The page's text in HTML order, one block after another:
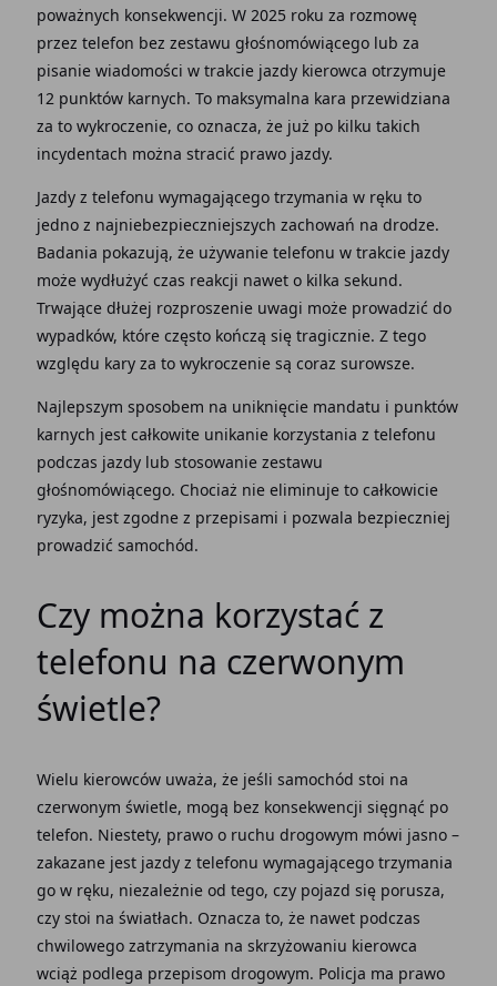
poważnych konsekwencji. W 2025 roku za rozmowę
przez telefon bez zestawu głośnomówiącego lub za
pisanie wiadomości w trakcie jazdy kierowca otrzymuje
12 punktów karnych. To maksymalna kara przewidziana
za to wykroczenie, co oznacza, że już po kilku takich
incydentach można stracić prawo jazdy.
Jazdy z telefonu wymagającego trzymania w ręku to
jedno z najniebezpieczniejszych zachowań na drodze.
Badania pokazują, że używanie telefonu w trakcie jazdy
może wydłużyć czas reakcji nawet o kilka sekund.
Trwające dłużej rozproszenie uwagi może prowadzić do
wypadków, które często kończą się tragicznie. Z tego
względu kary za to wykroczenie są coraz surowsze.
Najlepszym sposobem na uniknięcie mandatu i punktów
karnych jest całkowite unikanie korzystania z telefonu
podczas jazdy lub stosowanie zestawu
głośnomówiącego. Chociaż nie eliminuje to całkowicie
ryzyka, jest zgodne z przepisami i pozwala bezpieczniej
prowadzić samochód.
Czy można korzystać z
telefonu na czerwonym
świetle?
Wielu kierowców uważa, że jeśli samochód stoi na
czerwonym świetle, mogą bez konsekwencji sięgnąć po
telefon. Niestety, prawo o ruchu drogowym mówi jasno –
zakazane jest jazdy z telefonu wymagającego trzymania
go w ręku, niezależnie od tego, czy pojazd się porusza,
czy stoi na światłach. Oznacza to, że nawet podczas
chwilowego zatrzymania na skrzyżowaniu kierowca
wciąż podlega przepisom drogowym. Policja ma prawo